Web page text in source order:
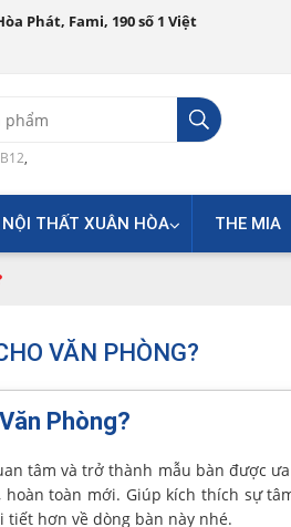
Phát, Fami, 190 số 1 Việt
,
NỘI THẤT XUÂN HÒA THE MIA
VĂN PHÒNG?
Phòng?
tâm và trở thành mẫu bàn được
toàn mới. Giúp kích thích sự
tiết hơn về dòng bàn này nhé.